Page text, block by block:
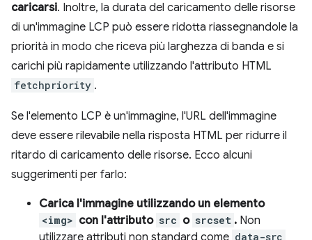
caricarsi. Inoltre, la durata del caricamento delle risorse
di un'immagine LCP può essere ridotta riassegnandole la
priorità in modo che riceva più larghezza di banda e si
carichi più rapidamente utilizzando l'attributo HTML
fetchpriority .
Se l'elemento LCP è un'immagine, l'URL dell'immagine
deve essere rilevabile nella risposta HTML per ridurre il
ritardo di caricamento delle risorse. Ecco alcuni
suggerimenti per farlo:
Carica l'immagine utilizzando un elemento
<img> con l'attributo src o srcset . Non
utilizzare attributi non standard come data-src